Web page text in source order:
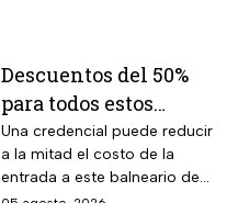
Descuentos del 50%
para todos estos
adultos mayores
durante agosto 2026
en Balneario Dios
Una credencial puede reducir
a la mitad el costo de la
entrada a este balneario de